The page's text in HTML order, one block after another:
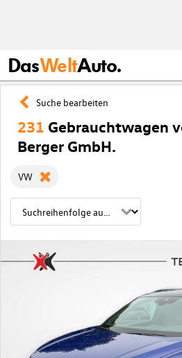
DasWeltAuto.
Suche bearbeiten
231 Gebrauchtwagen
Berger GmbH.
VW